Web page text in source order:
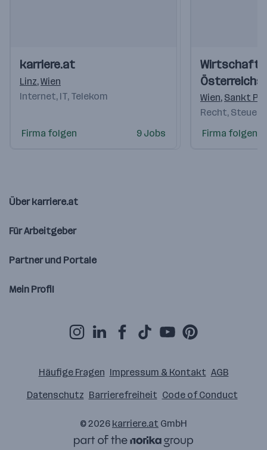
Videos
Einblicke
Einblicke
karriere.at
Linz,Wien
Internet, IT, Telekom
Firma folgen 9 Jobs
Videos
Einblicke
Einblicke
Österreichs
Wien, Sankt
Recht,
Firma folgen
Über karriere.at
Für Arbeitgeber
Partner und Portale
Mein Profil
Häufige Fragen Impressum & Kontakt AGB
Datenschutz Barrierefreiheit Code of Conduct
© 2026 karriere.at GmbH